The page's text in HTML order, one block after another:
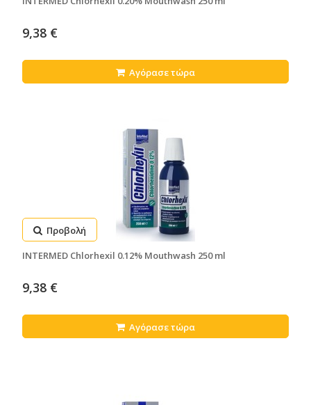
9,38 €
Αγόρασε τώρα
Προβολή
INTERMED Chlorhexil 0.12% Mouthwash 250 ml
9,38 €
Αγόρασε τώρα